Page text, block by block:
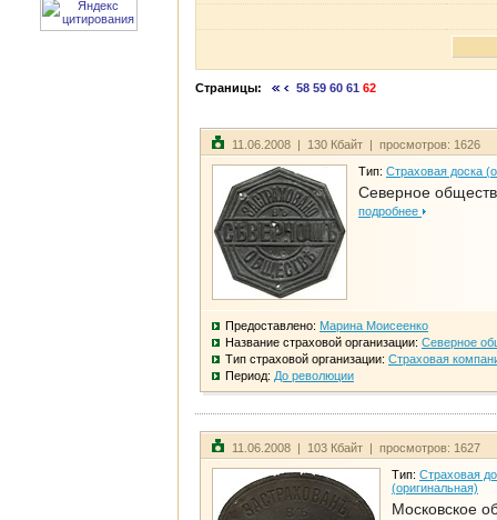
Страницы: 58 59 60 61 62
11.06.2008 | 130 Кбайт | просмотров: 1626
Тип: Страховая доска
Северное
подробнее
Предоставлено: Марина Моисеенко
Название страховой организации: Северное
Тип страховой организации: Страховая
Период: До революции
11.06.2008 | 103 Кбайт | просмотров: 1627
Тип: Страховая
(оригинальная)
Московское